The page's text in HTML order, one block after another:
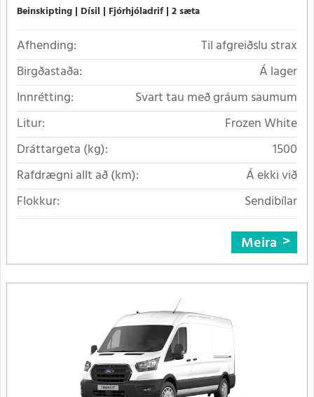
Beinskipting Dísil Fjórhjóladrif 2 sæta
Afhending:
Til afgreiðslu strax
Birgðastaða:
Á lager
Innrétting:
Svart tau með gráum saumum
Litur:
Frozen White
Dráttargeta (kg):
1500
Rafdrægni allt að (km):
Á ekki við
Flokkur:
Sendibílar
Meira